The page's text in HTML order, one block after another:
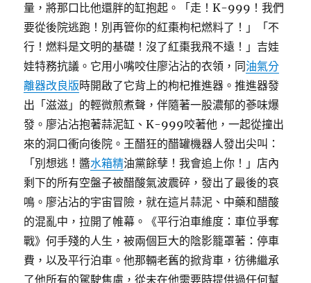
量，將那口比他還胖的缸抱起。「走！K-999！我們
要從後院逃跑！別再管你的紅棗枸杞燃料了！」「不
行！燃料是文明的基礎！沒了紅棗我飛不遠！」吉娃
娃特務抗議。它用小嘴咬住廖沾沾的衣領，同油氣分
離器改良版時開啟了它背上的枸杞推進器。推進器發
出「滋滋」的輕微煎煮聲，伴隨著一股濃郁的蔘味爆
發。廖沾沾抱著蒜泥缸、K-999咬著他，一起從撞出
來的洞口衝向後院。王醋狂的醋罐機器人發出尖叫：
「別想逃！醬水箱精油黨餘孽！我會追上你！」店內
剩下的所有空盤子被醋酸氣波震碎，發出了最後的哀
鳴。廖沾沾的宇宙冒險，就在這片蒜泥、中藥和醋酸
的混亂中，拉開了帷幕。《平行泊車維度：車位爭奪
戰》何手殘的人生，被兩個巨大的陰影籠罩著：停車
費，以及平行泊車。他那輛老舊的掀背車，彷彿繼承
了他所有的駕駛焦慮，從未在他需要時提供過任何幫